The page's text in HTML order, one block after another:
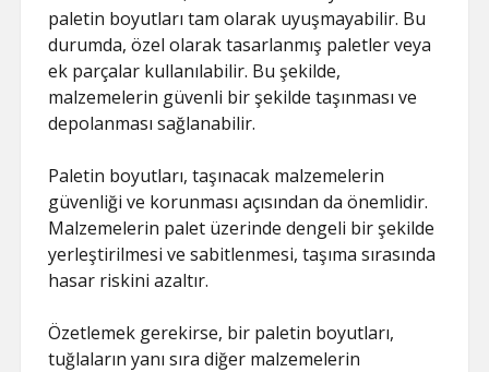
paletin boyutları tam olarak uyuşmayabilir. Bu
durumda, özel olarak tasarlanmış paletler veya
ek parçalar kullanılabilir. Bu şekilde,
malzemelerin güvenli bir şekilde taşınması ve
depolanması sağlanabilir.
Paletin boyutları, taşınacak malzemelerin
güvenliği ve korunması açısından da önemlidir.
Malzemelerin palet üzerinde dengeli bir şekilde
yerleştirilmesi ve sabitlenmesi, taşıma sırasında
hasar riskini azaltır.
Özetlemek gerekirse, bir paletin boyutları,
tuğlaların yanı sıra diğer malzemelerin